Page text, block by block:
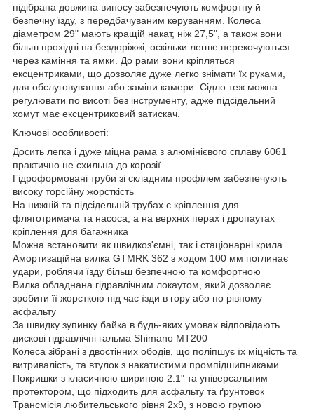
підібрана довжина виносу забезпечують комфортну й
безпечну їзду, з передбачуваним керуванням. Колеса
діаметром 29" мають кращій накат, ніж 27,5", а також вони
більш прохідні на бездоріжжі, оскільки легше перекочуються
через каміння та ямки. До рами вони кріпляться
ексцентриками, що дозволяє дуже легко знімати їх руками,
для обслуговування або заміни камери. Сідло теж можна
регулювати по висоті без інструменту, адже підсідельний
хомут має ексцентриковий затискач.
Ключові особливості:
Досить легка і дуже міцна рама з алюмінієвого сплаву 6061
практично не схильна до корозії
Гідроформовані труби зі складним профілем забезпечують
високу торсійну жорсткість
На нижній та підсідельній трубах є кріплення для
фляготримача та насоса, а на верхніх перах і дропаутах
кріплення для багажника
Можна встановити як швидкоз'ємні, так і стаціонарні крила
Амортизаційна вилка GTMRK 362 з ходом 100 мм поглинає
удари, роблячи їзду більш безпечною та комфортною
Вилка обладнана гідравлічним локаутом, який дозволяє
зробити її жорсткою під час їзди в гору або по рівному
асфальту
За швидку зупинку байка в будь-яких умовах відповідають
дискові гідравлічні гальма Shimano MT200
Колеса зібрані з двостінних ободів, що поліпшує їх міцність та
витривалість, та втулок з накатистими промпідшипниками
Покришки з класичною шириною 2.1" та універсальним
протектором, що підходить для асфальту та ґрунтовок
Трансмісія любительського рівня 2х9, з новою групою